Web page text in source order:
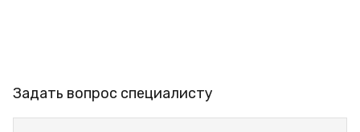
Задать вопрос специалисту